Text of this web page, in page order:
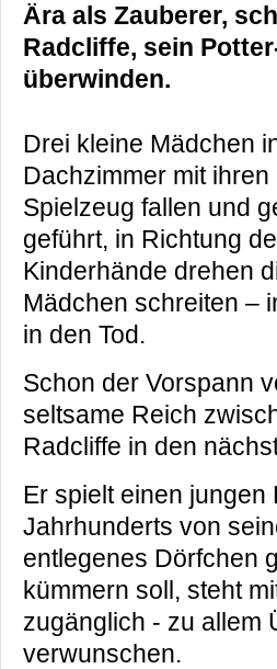
Ära als Zauberer,
Radcliffe, sein
überwinden.
Drei kleine Mädchen
Dachzimmer mit
Spielzeug fallen und
geführt, in Richtung
Kinderhände drehen
Mädchen schreiten –
in den Tod.
Schon der Vorspann
seltsame Reich
Radcliffe in den
Er spielt einen
Jahrhunderts von
entlegenes Dörfchen
kümmern soll, steht
zugänglich - zu allem
verwunschen.